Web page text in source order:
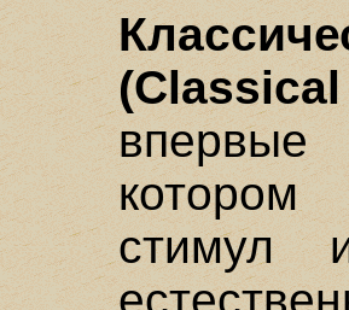
котором
стимул